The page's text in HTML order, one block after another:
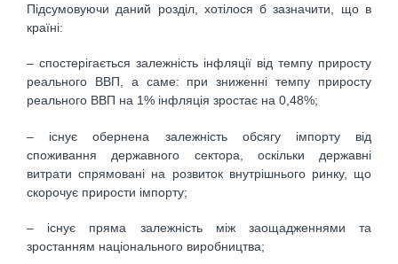
Підсумовуючи даний розділ, хотілося б зазначити, що в
країні:
– спостерігається залежність інфляції від темпу приросту
реального ВВП, а саме: при зниженні темпу приросту
реального ВВП на 1% інфляція зростає на 0,48%;
– існує обернена залежність обсягу імпорту від
споживання державного сектора, оскільки державні
витрати спрямовані на розвиток внутрішнього ринку, що
скорочує прирости імпорту;
– існує пряма залежність між заощадженнями та
зростанням національного виробництва;